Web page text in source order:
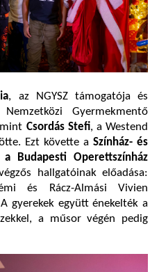
, az NGYSZ támogatója és
Gyermekmentő
Csordás Stefi, a Westend
Ezt követte a Színház- és
Budapesti Operettszínház
hallgatóinak előadása:
és Rácz-Almási Vivien
gyerekek együtt énekelték a
a műsor végén pedig